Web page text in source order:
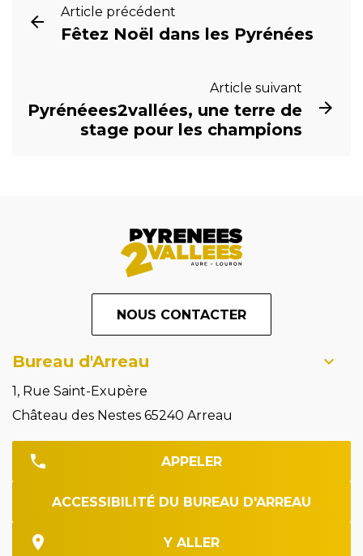
Article précédent
Fêtez Noël dans les Pyrénées
Article suivant
Pyrénéees2vallées, une terre de
stage pour les champions
NOUS CONTACTER
Bureau d'Arreau
1, Rue Saint-Exupère
Château des Nestes 65240 Arreau
APPELER
ACCESSIBILITÉ DU BUREAU D'ARREAU
Y ALLER